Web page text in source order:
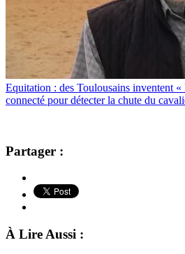
Equitation : des Toulousains inventent
connecté pour détecter la chute du
Partager :
À Lire Aussi :